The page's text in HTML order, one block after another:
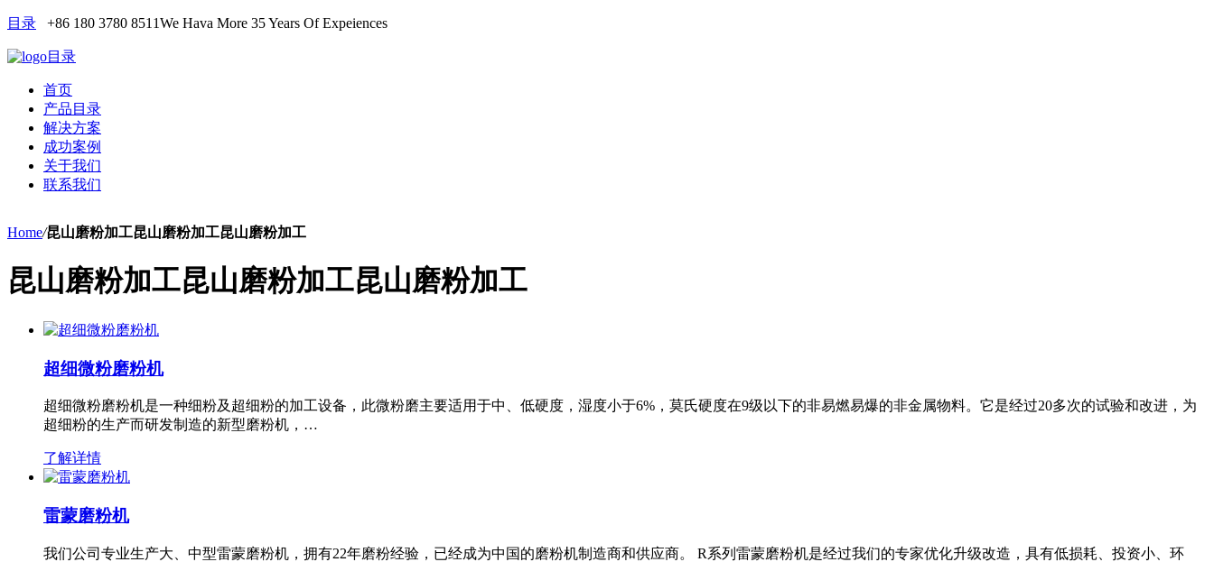
目录 +86 180 3780 8511We Hava More 35 Years Of Expeiences
目录
首页
产品目录
解决方案
成功案例
关于我们
联系我们
Home/昆山磨粉加工昆山磨粉加工昆山磨粉加工
昆山磨粉加工昆山磨粉加工昆山磨粉加工
超细微粉磨粉机
超细微粉磨粉机是一种细粉及超细粉的加工设备，此微粉磨主要适用于中、低硬度，湿度小于6%，莫氏硬度在9级以下的非易燃易爆的非金属物料。它是经过20多次的试验和改进，为
超细粉的生产而研发制造的新型磨粉机，…
了解详情
雷蒙磨粉机
我们公司专业生产大、中型雷蒙磨粉机，拥有22年磨粉经验，已经成为中国的磨粉机制造商和供应商。 R系列雷蒙磨粉机是经过我们的专家优化升级改造，具有低损耗、投资小、环